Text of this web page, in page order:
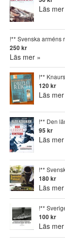
Läs
!** Svenska arméns
250 kr
Läs mer »
!**
120 kr
Läs
!** Den
95 kr
Läs
!**
180 kr
Läs
!**
100 kr
Läs